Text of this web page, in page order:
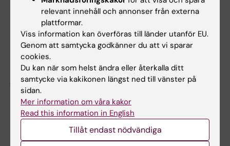
population”
, Lena Schreiberhuber, James E.
Barrett, Jiangrong Wang, Elisa Redl, Chiara
Herzog, Charlotte D. Vavourakis, Karin
Sundström, Joakim Dillner, Martin
Widschwendter,Nature Medicine, online 4
juni 2024, doi: 10.1038/s41591-024-03014-6.
Tags
Biomedicinsk laboratorievetenskap/teknologi
Cancer och onkologi
relevant innehåll och annonser från externa
plattformar.
Viss information kan överföras till länder utanför EU.
Genom att samtycka godkänner du att vi sparar
cookies.
Du kan när som helst ändra eller återkalla ditt
samtycke via kakikonen längst ned till vänster på
sidan.
Mer information om våra kakor
Read this information in English
Tillåt endast nödvändiga